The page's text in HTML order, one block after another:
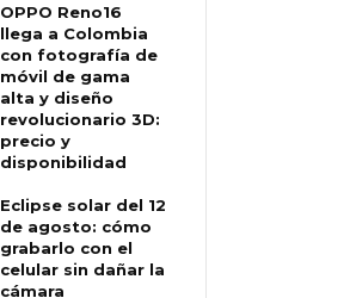
OPPO Reno16
llega a Colombia
con fotografía de
móvil de gama
alta y diseño
revolucionario 3D:
precio y
disponibilidad
Eclipse solar del 12
de agosto: cómo
grabarlo con el
celular sin dañar la
cámara